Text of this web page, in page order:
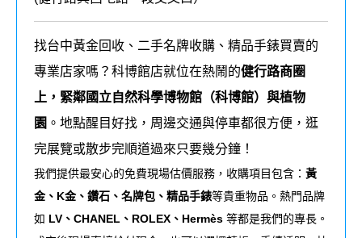
找台中黃金回收、二手名牌收購、精品手錶買賣的
專業店家嗎？科博館店就位在熱鬧的健行路商圈
上，緊鄰國立自然科學博物館（科博館）與植物
園 。地點醒目好找，周邊交通與停車都很方便，逛
完展覽或散步完順道過來只要幾分鐘！
我們提供最安心的免費現場估價服務，收購項目包含： 黃
金、K金、鑽石、名牌包、精品手錶等貴重物品。熱門品牌
如 LV、CHANEL、ROLEX、Hermès 等都是我們的專長。